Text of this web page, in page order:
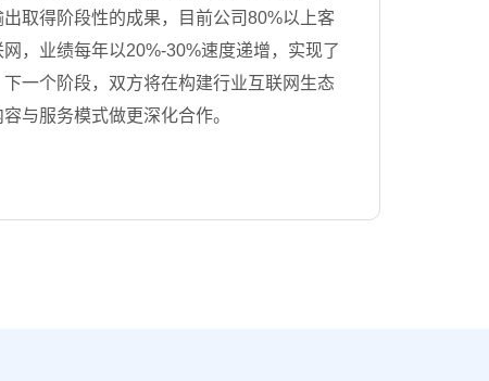
取得阶段性的成果，目前公司80%以上客
网，业绩每年以20%-30%速度递增，实现了
一个阶段，双方将在构建行业互联网生态
与服务模式做更深化合作。